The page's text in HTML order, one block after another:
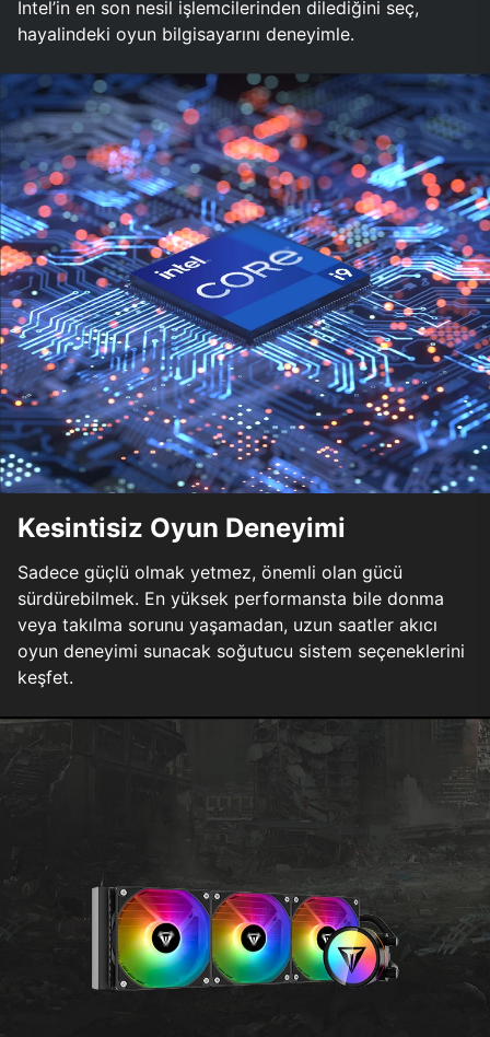
Intel’in en son nesil işlemcilerinden dilediğini seç,
hayalindeki oyun bilgisayarını deneyimle.
Kesintisiz Oyun Deneyimi
Sadece güçlü olmak yetmez, önemli olan gücü
sürdürebilmek. En yüksek performansta bile donma
veya takılma sorunu yaşamadan, uzun saatler akıcı
oyun deneyimi sunacak soğutucu sistem seçeneklerini
keşfet.